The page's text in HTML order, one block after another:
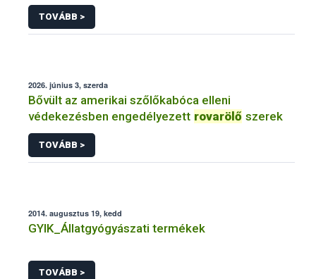
TOVÁBB >
2026. június 3, szerda
Bővült az amerikai szőlőkabóca elleni
védekezésben engedélyezett rovarölő szerek
TOVÁBB >
2014. augusztus 19, kedd
GYIK_Állatgyógyászati termékek
TOVÁBB >